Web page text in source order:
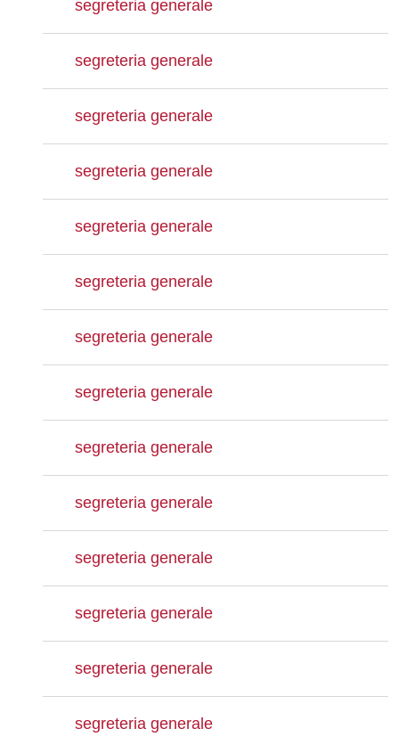
segreteria generale
segreteria generale
segreteria generale
segreteria generale
segreteria generale
segreteria generale
segreteria generale
segreteria generale
segreteria generale
segreteria generale
segreteria generale
segreteria generale
segreteria generale
segreteria generale